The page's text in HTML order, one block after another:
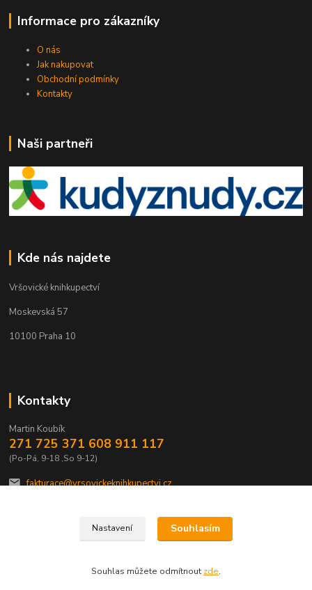
Informace pro zákazníky
O nás
Jak nakupovat
Obchodní podmínky
Kontakty
Naši partneři
Kde nás najdete
Vršovické knihkupectví
Moskevská 57
10100 Praha 10
Kontakty
Martin Koubík
271 725 371 608 911 117
(Po-Pá, 9-18 ,So 9-12)
fakturace@vrsovickeknihkupectvi.cz
Nastavení Souhlasím
Souhlas můžete odmítnout zde.